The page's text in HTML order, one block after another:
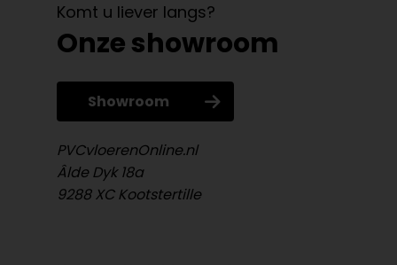
Komt u liever langs?
Onze showroom
Showroom
PVCvloerenOnline.nl
Âlde Dyk 18a
9288 XC Kootstertille